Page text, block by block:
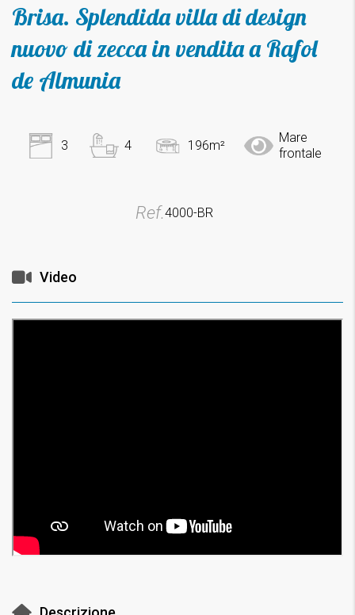
Brisa. Splendida villa di design
nuovo di zecca in vendita a Rafol
de Almunia
3 4 196m²
Mare
frontale
Ref.4000-BR
Video